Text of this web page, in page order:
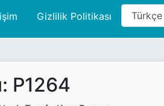
Gizlilik Politikası
P1264